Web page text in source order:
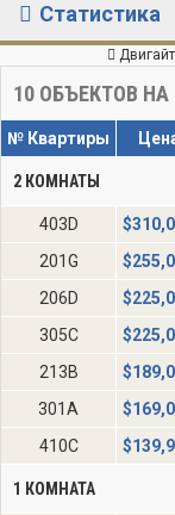
Статистика
10 ОБЪЕКТОВ
№ Квартиры
2 КОМНАТЫ
403D $
201G
$
206D
$
305C
$
213B
$
301A
$
410C
$
1 КОМНАТА